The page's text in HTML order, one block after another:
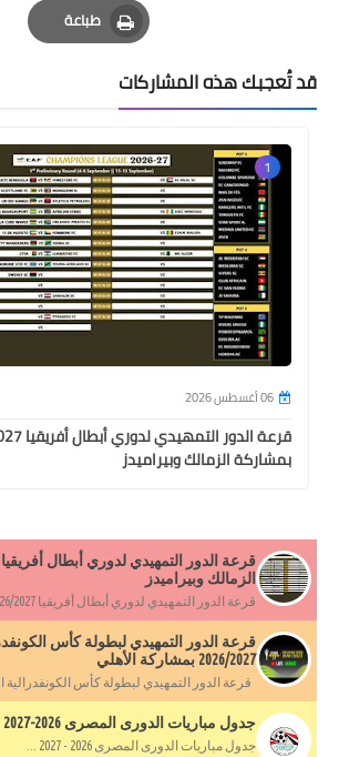
طباعة
Print
قد تُعجبك هذه المشاركات
1
06 أغسطس 2026
قرعة الدور
بمشاركة الزمالك وبيراميدز
الزمالك وبيراميدز
قرعة الدور التمهيدي لدوري أبطال أفريقيا 2026/2027 بمشاركة الزمالك...
قرعة الدور التمهيدي لبطولة كأس
2026/2027 بمشاركة الأهلي
قرعة الدور التمهيدي لبطولة كأس الكونفدرالية
جدول مباريات الدورى المصرى 2026-2027
جدول مباريات الدورى المصرى 2026 - 2027 ...